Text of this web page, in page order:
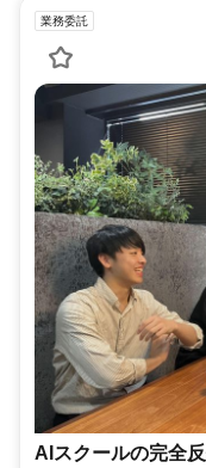
業務委託
AIスクールの完全